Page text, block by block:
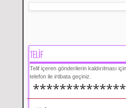
TELİF
Telif içeren gönderilerin kaldırılması
telefon ile irtibata geçiniz.